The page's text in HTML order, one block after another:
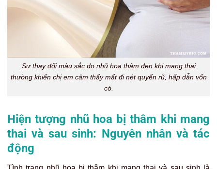
Sự thay đổi màu sắc do nhũ hoa thâm đen khi mang thai
thường khiến chị em cảm thấy mất đi nét quyến rũ, hấp dẫn vốn
có.
Hiện tượng nhũ hoa bị thâm khi mang
thai và sau sinh: Nguyên nhân và tác
động